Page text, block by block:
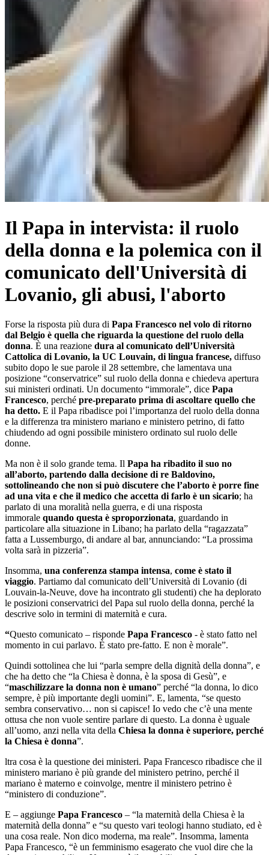
Il Papa in intervista: il ruolo
della donna e la polemica con il
comunicato dell'Università di
Lovanio, gli abusi, l'aborto
Forse la risposta più dura di Papa Francesco nel volo di ritorno
dal Belgio è quella che riguarda la questione del ruolo della
donna. È una reazione dura al comunicato dell’Università
Cattolica di Lovanio, la UC Louvain, di lingua francese, diffuso
subito dopo le sue parole il 28 settembre, che lamentava una
posizione “conservatrice” sul ruolo della donna e chiedeva apertura
sui ministeri ordinati. Un documento “immorale”, dice Papa
Francesco, perché pre-preparato prima di ascoltare quello che
ha detto. E il Papa ribadisce poi l’importanza del ruolo della donna
e la differenza tra ministero mariano e ministero petrino, di fatto
chiudendo ad ogni possibile ministero ordinato sul ruolo delle
donne.
Ma non è il solo grande tema. Il Papa ha ribadito il suo no
all’aborto, partendo dalla decisione di re Baldovino,
sottolineando che non si può discutere che l’aborto è porre fine
ad una vita e che il medico che accetta di farlo è un sicario; ha
parlato di una moralità nella guerra, e di una risposta
immorale quando questa è sproporzionata, guardando in
particolare alla situazione in Libano; ha parlato della “ragazzata”
fatta a Lussemburgo, di andare al bar, annunciando: “La prossima
volta sarà in pizzeria”.
Insomma, una conferenza stampa intensa, come è stato il
viaggio. Partiamo dal comunicato dell’Università di Lovanio (di
Louvain-la-Neuve, dove ha incontrato gli studenti) che ha deplorato
le posizioni conservatrici del Papa sul ruolo della donna, perché la
descrive solo in termini di maternità e cura.
“Questo comunicato – risponde Papa Francesco - è stato fatto nel
momento in cui parlavo. È stato pre-fatto. E non è morale”.
Quindi sottolinea che lui “parla sempre della dignità della donna”, e
che ha detto che “la Chiesa è donna, è la sposa di Gesù”, e
“maschilizzare la donna non è umano” perché “la donna, lo dico
sempre, è più importante degli uomini”. E, lamenta, “se questo
sembra conservativo… non si capisce! Io vedo che c’è una mente
ottusa che non vuole sentire parlare di questo. La donna è uguale
all’uomo, anzi nella vita della Chiesa la donna è superiore, perché
la Chiesa è donna”.
ltra cosa è la questione dei ministeri. Papa Francesco ribadisce che il
ministero mariano è più grande del ministero petrino, perché il
mariano è materno e coinvolge, mentre il ministero petrino è
“ministero di conduzione”.
E – aggiunge Papa Francesco – “la maternità della Chiesa è la
maternità della donna” e “su questo vari teologi hanno studiato, ed è
una cosa reale. Non dico moderna, ma reale”. Insomma, lamenta
Papa Francesco, “è un femminismo esagerato che vuol dire che la